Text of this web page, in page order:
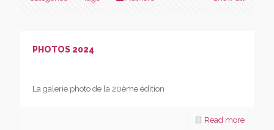
PHOTOS 2024
La galerie photo de la 20ème édition
Read more